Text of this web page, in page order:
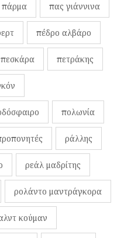
πάρμα πας γιάννινα
πέδρο αλβάρο
πεσκάρα πετράκης
πολωνία
ράλλης
ρεάλ μαδρίτης
ρολάντο μαντράγκορα
κούμαν